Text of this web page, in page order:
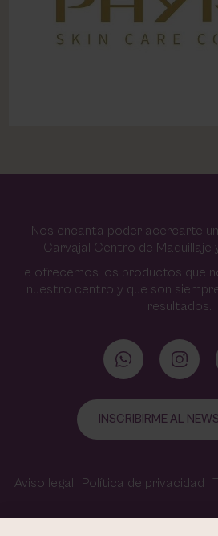
Nos encanta poder acercarte
Carvajal Centro de Maquillaje
Te ofrecemos los productos que
nuestro centro y que son
resultados.
INSCRIBIRME AL
Aviso legal Política de privacidad
Política de cookies